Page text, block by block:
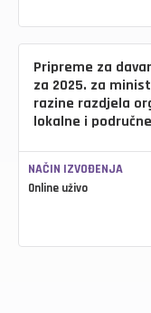
Pripreme za
za 2025. za
razine razdjela
lokalne i
NAČIN IZVOĐENJA
Online uživo